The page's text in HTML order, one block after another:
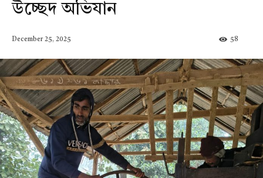
উচ্ছেদ অভিযান
December 25, 2025 58